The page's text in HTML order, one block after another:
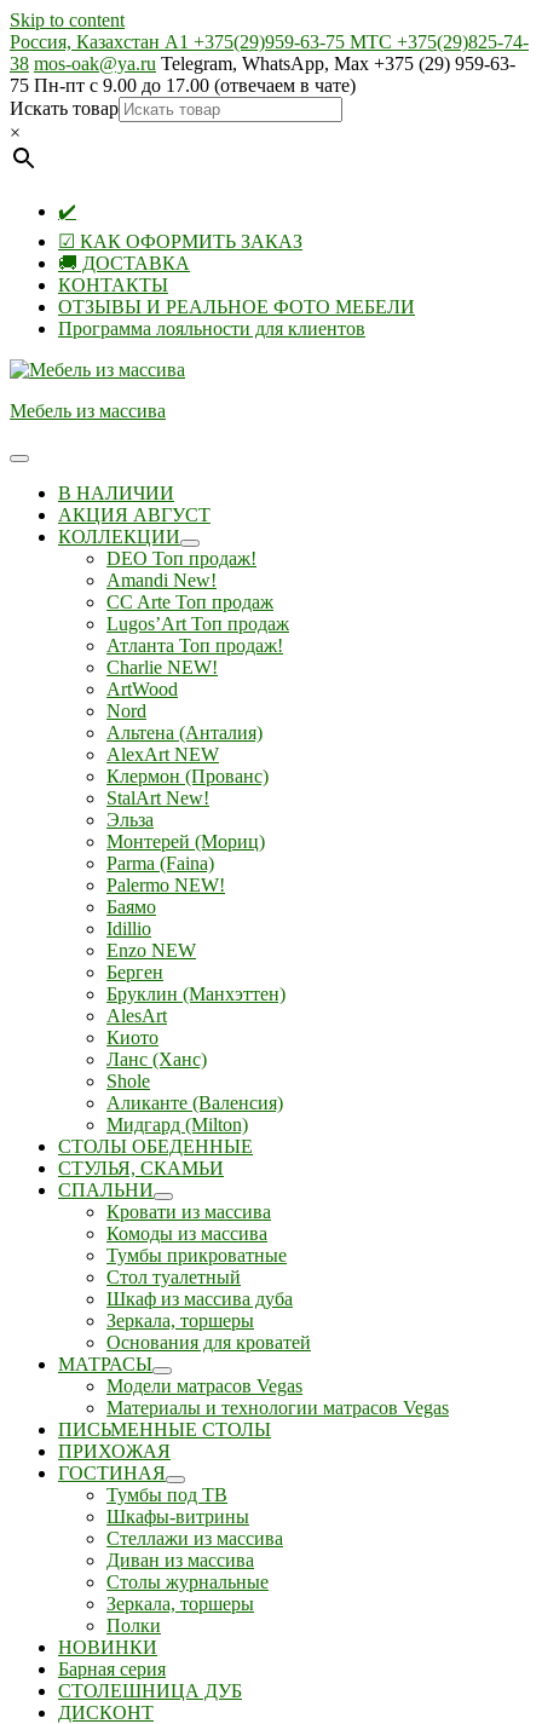
Skip to content
Россия, Казахстан А1 +375(29)959-63-75 МТС +375(29)825-74-
38 mos-oak@ya.ru Telegram, WhatsApp, Max +375 (29) 959-63-
75 Пн-пт с 9.00 до 17.00 (отвечаем в чате)
Искать товар
×
✔️
☑ КАК ОФОРМИТЬ ЗАКАЗ
🚚 ДОСТАВКА
КОНТАКТЫ
ОТЗЫВЫ И РЕАЛЬНОЕ ФОТО МЕБЕЛИ
Программа лояльности для клиентов
Мебель из массива
В НАЛИЧИИ
АКЦИЯ АВГУСТ
КОЛЛЕКЦИИ
DEO Топ продаж!
Amandi New!
CC Arte Топ продаж
Lugos’Art Топ продаж
Атланта Топ продаж!
Charlie NEW!
ArtWood
Nord
Альтена (Анталия)
AlexArt NEW
Клермон (Прованс)
StalArt New!
Эльза
Монтерей (Мориц)
Parma (Faina)
Palermo NEW!
Баямо
Idillio
Enzo NEW
Берген
Бруклин (Манхэттен)
AlesArt
Киото
Ланс (Ханс)
Shole
Аликанте (Валенсия)
Мидгард (Milton)
СТОЛЫ ОБЕДЕННЫЕ
СТУЛЬЯ, СКАМЬИ
СПАЛЬНИ
Кровати из массива
Комоды из массива
Тумбы прикроватные
Стол туалетный
Шкаф из массива дуба
Зеркала, торшеры
Основания для кроватей
МАТРАСЫ
Модели матрасов Vegas
Материалы и технологии матрасов Vegas
ПИСЬМЕННЫЕ СТОЛЫ
ПРИХОЖАЯ
ГОСТИНАЯ
Тумбы под ТВ
Шкафы-витрины
Стеллажи из массива
Диван из массива
Столы журнальные
Зеркала, торшеры
Полки
НОВИНКИ
Барная серия
СТОЛЕШНИЦА ДУБ
ДИСКОНТ